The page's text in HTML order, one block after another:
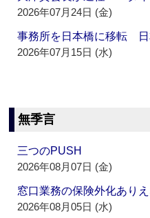
2026年07月24日 (金)
事務所を日本橋に移転 日
2026年07月15日 (水)
無季言
三つのPUSH
2026年08月07日 (金)
窓口業務の保険外化あり
2026年08月05日 (水)